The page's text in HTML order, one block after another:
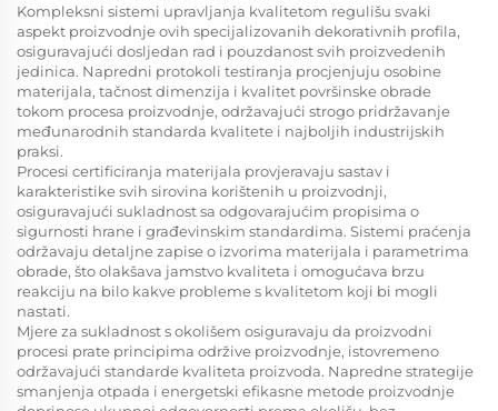
Kompleksni sistemi upravljanja kvalitetom regulišu svaki
aspekt proizvodnje ovih specijalizovanih dekorativnih profila,
osiguravajući dosljedan rad i pouzdanost svih proizvedenih
jedinica. Napredni protokoli testiranja procjenjuju osobine
materijala, tačnost dimenzija i kvalitet površinske obrade
tokom procesa proizvodnje, održavajući strogo pridržavanje
međunarodnih standarda kvalitete i najboljih industrijskih
praksi.
Procesi certificiranja materijala provjeravaju sastav i
karakteristike svih sirovina korištenih u proizvodnji,
osiguravajući sukladnost sa odgovarajućim propisima o
sigurnosti hrane i građevinskim standardima. Sistemi praćenja
održavaju detaljne zapise o izvorima materijala i parametrima
obrade, što olakšava jamstvo kvaliteta i omogućava brzu
reakciju na bilo kakve probleme s kvalitetom koji bi mogli
nastati.
Mjere za sukladnost s okolišem osiguravaju da proizvodni
procesi prate principima održive proizvodnje, istovremeno
održavajući standarde kvaliteta proizvoda. Napredne strategije
smanjenja otpada i energetski efikasne metode proizvodnje